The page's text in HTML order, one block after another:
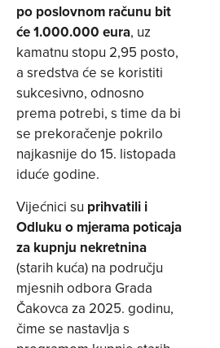
po poslovnom računu bit
će 1.000.000 eura, uz
kamatnu stopu 2,95 posto,
a sredstva će se koristiti
sukcesivno, odnosno
prema potrebi, s time da bi
se prekoračenje pokrilo
najkasnije do 15. listopada
iduće godine.
Vijećnici su prihvatili i
Odluku o mjerama poticaja
za kupnju nekretnina
(starih kuća) na području
mjesnih odbora Grada
Čakovca za 2025. godinu,
čime se nastavlja s